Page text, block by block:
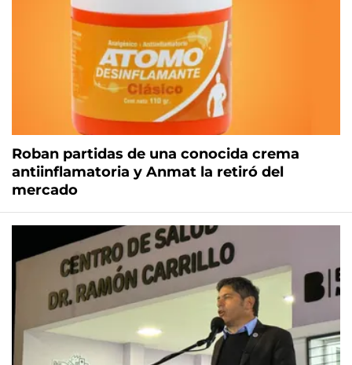
Roban partidas de una conocida crema
antiinflamatoria y Anmat la retiró del
mercado